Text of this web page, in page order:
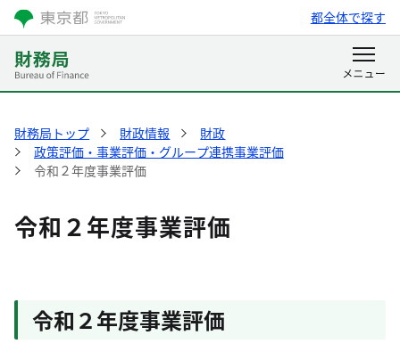
都全体で探す
財務局トップ 財政情報
財政
政策評価・事業評価・グループ連携事業評価
令和２年度事業評価
令和２年度事業評価
令和２年度事業評価